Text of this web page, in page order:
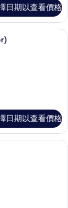
日期以查看價格
空間、隔音、熨斗/熨
日期以查看價格